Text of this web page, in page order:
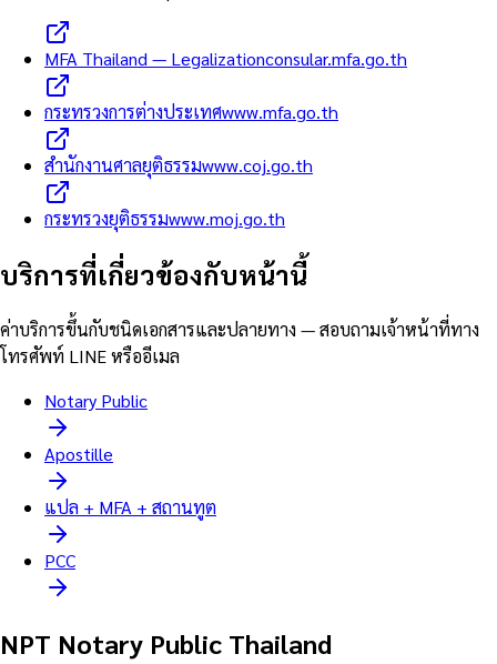
MFA Thailand — Legalizationconsular.mfa.go.th
กระทรวงการต่างประเทศwww.mfa.go.th
สำนักงานศาลยุติธรรมwww.coj.go.th
กระทรวงยุติธรรมwww.moj.go.th
บริการที่เกี่ยวข้องกับหน้านี้
ค่าบริการขึ้นกับชนิดเอกสารและปลายทาง — สอบถามเจ้าหน้าที่ทาง
โทรศัพท์ LINE หรืออีเมล
Notary Public
Apostille
แปล + MFA + สถานทูต
PCC
NPT Notary Public Thailand